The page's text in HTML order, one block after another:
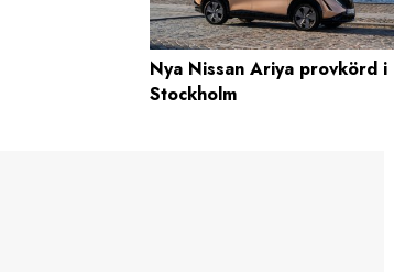
Nya Nissan Ariya provkörd i
Stockholm